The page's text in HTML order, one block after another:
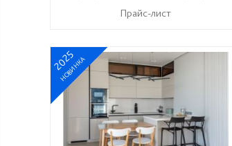
Прайс-лист
2025
НОВИНКА